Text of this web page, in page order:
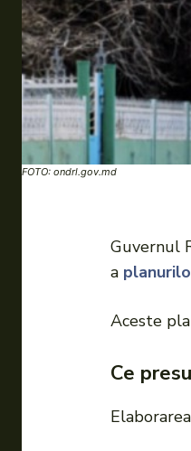
FOTO: ondrl.gov.md
Guvernul
a
Aceste
Ce